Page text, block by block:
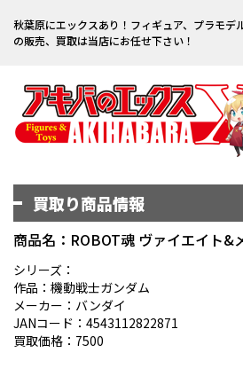
秋葉原にエックスあり！フィギュア、プラモデ
の販売、買取は当店にお任せ下さい！
イベント情報
宅配買取のご案内
DELIVERY PURCHASE
買取お申し込み
ASSESSMENT
買取り商品情報
商品名：ROBOT魂 ヴァイエイト&
シリーズ：
作品：機動戦士ガンダム
メーカー：バンダイ
JANコード：4543112822871
買取価格：7500